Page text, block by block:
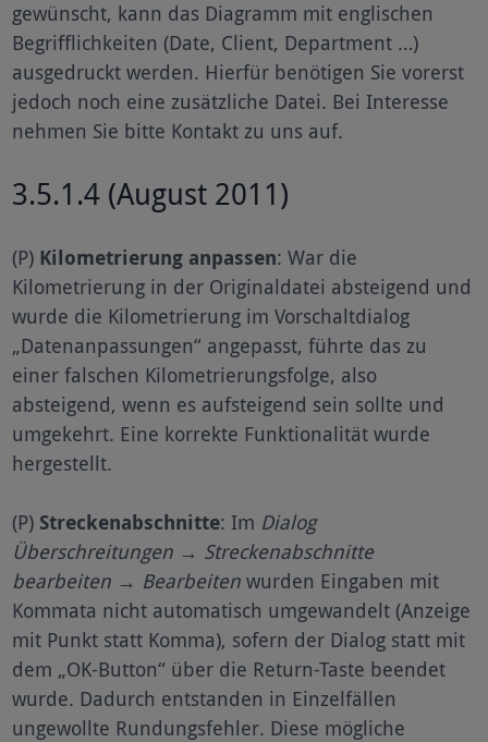
gewünscht, kann das Diagramm mit englischen
Begrifflichkeiten (Date, Client, Department …)
ausgedruckt werden. Hierfür benötigen Sie vorerst
jedoch noch eine zusätzliche Datei. Bei Interesse
nehmen Sie bitte Kontakt zu uns auf.
3.5.1.4 (August 2011)
(P) Kilometrierung anpassen: War die
Kilometrierung in der Originaldatei absteigend und
wurde die Kilometrierung im Vorschaltdialog
„Datenanpassungen“ angepasst, führte das zu
einer falschen Kilometrierungsfolge, also
absteigend, wenn es aufsteigend sein sollte und
umgekehrt. Eine korrekte Funktionalität wurde
hergestellt.
(P) Streckenabschnitte: Im Dialog
Überschreitungen → Streckenabschnitte
bearbeiten → Bearbeiten wurden Eingaben mit
Kommata nicht automatisch umgewandelt (Anzeige
mit Punkt statt Komma), sofern der Dialog statt mit
dem „OK-Button“ über die Return-Taste beendet
wurde. Dadurch entstanden in Einzelfällen
ungewollte Rundungsfehler. Diese mögliche